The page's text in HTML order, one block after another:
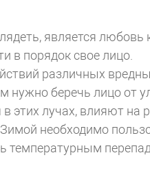
является любовь
в порядок свое лицо.
различных
нужно беречь лицо от
этих лучах, влияют на
необходимо
температурным